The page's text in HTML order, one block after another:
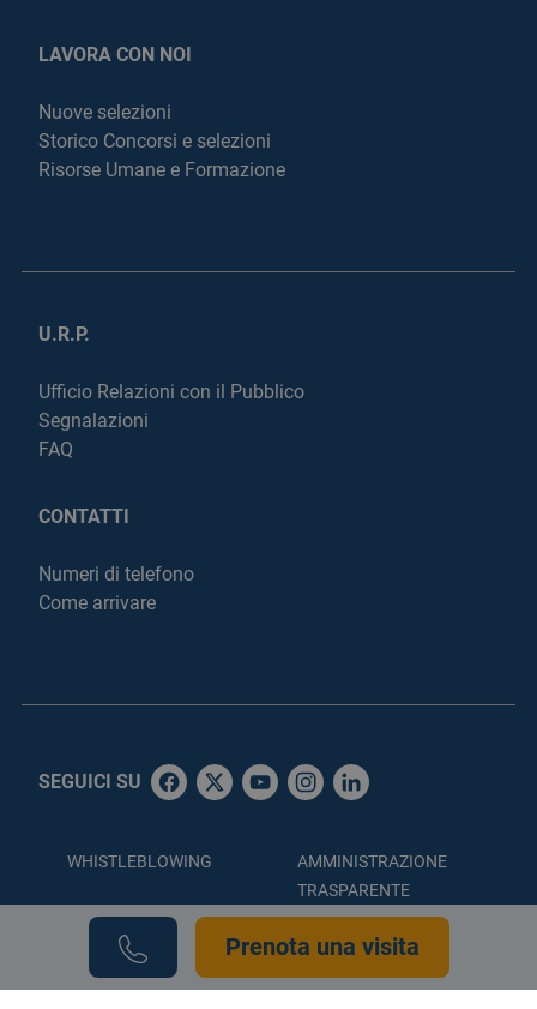
LAVORA CON NOI
Nuove selezioni
Storico Concorsi e selezioni
Risorse Umane e Formazione
U.R.P.
Ufficio Relazioni con il Pubblico
Segnalazioni
FAQ
CONTATTI
Numeri di telefono
Come arrivare
SEGUICI SU
WHISTLEBLOWING
AMMINISTRAZIONE
TRASPARENTE
ACCESSIBILITÀ
COOKIE POLICY
Prenota una visita